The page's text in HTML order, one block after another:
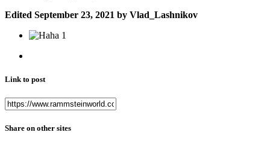
Edited September 23, 2021 by Vlad_Lashnikov
1
Link to post
Share on other sites